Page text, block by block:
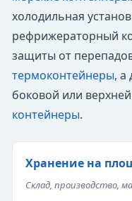
холодильная
рефрижераторный
защиты от
термоконтейнеры, а
боковой или верхней
контейнеры.
Хранение на
Склад, производство,